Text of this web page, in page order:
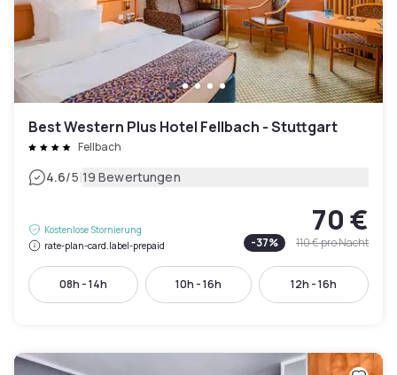
Best Western Plus Hotel Fellbach - Stuttgart
Fellbach
4.6/5|19 Bewertungen
Kostenlose Stornierung
rate-plan-card.label-prepaid
70 €
-37% 110 €pro Nacht
08h - 14h 10h - 16h 12h - 16h